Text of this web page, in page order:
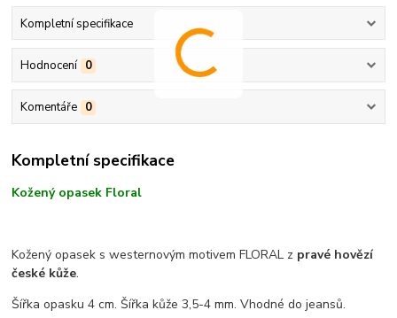
Kompletní specifikace
Hodnocení 0
Komentáře 0
Kompletní specifikace
Kožený opasek Floral
Kožený opasek s westernovým motivem FLORAL z pravé hovězí
české kůže.
Šířka opasku 4 cm. Šířka kůže 3,5-4 mm. Vhodné do jeansů.